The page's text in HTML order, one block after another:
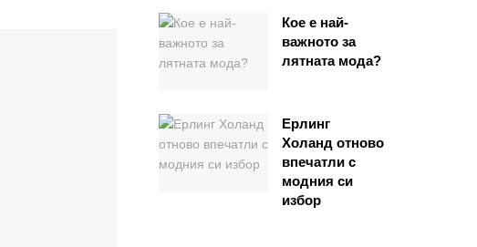
Кое е най-
важното за
лятната мода?
Ерлинг
Холанд отново
впечатли с
модния си
избор